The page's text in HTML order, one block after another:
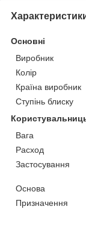
Основні
Виробник
Колір
Країна виробник
Ступінь блиску
Вага
Расход
Застосування
Основа
Призначення